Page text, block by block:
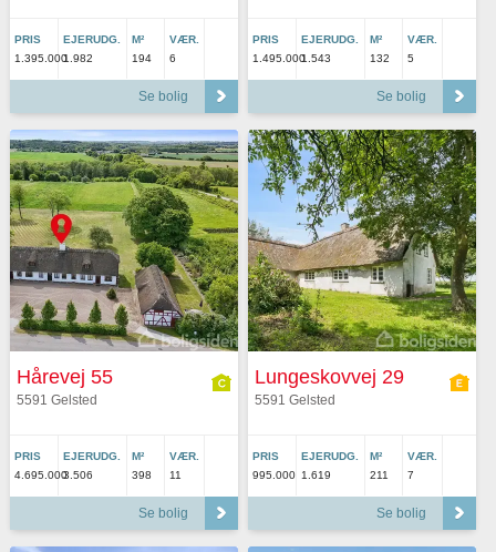
PRIS
1.395.000
EJERUDG.
1.982
M²
194
VÆR.
6
Se bolig
PRIS
1.495.000
EJERUDG.
1.543
M²
132
VÆR.
5
Se bolig
Hårevej 55
5591 Gelsted
PRIS
4.695.000
EJERUDG.
3.506
M²
398
VÆR.
11
Se bolig
Lungeskovvej 29
5591 Gelsted
PRIS
995.000
EJERUDG.
1.619
M²
211
VÆR.
7
Se bolig